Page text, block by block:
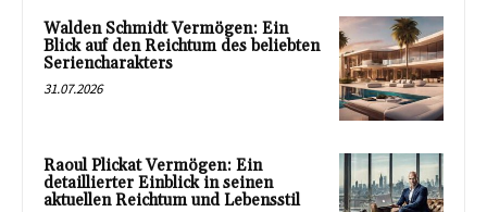
Walden Schmidt Vermögen: Ein
Blick auf den Reichtum des beliebten
Seriencharakters
31.07.2026
Raoul Plickat Vermögen: Ein
detaillierter Einblick in seinen
aktuellen Reichtum und Lebensstil